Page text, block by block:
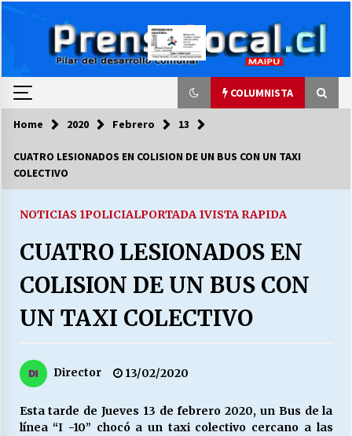
COLUMNISTA
COLUMNISTA
03/08/2026
LA DC POR SIEMPRE.RECORDANDO 69 AÑOS DE
28/07/2026
“ORGULLOSOS DE SER DC” SALUDA EL
LABORAL:
13/07/2026
Home 2020 Febrero 13
CUATRO LESIONADOS EN COLISION DE UN BUS CON UN TAXI
COLECTIVO
NOTICIAS 1POLICIALPORTADA 1VISTA RAPIDA
CUATRO LESIONADOS EN
COLISION DE UN BUS CON
UN TAXI COLECTIVO
Director 13/02/2020
Esta tarde de Jueves 13 de febrero 2020, un Bus de la
línea “I -10” chocó a un taxi colectivo cercano a las